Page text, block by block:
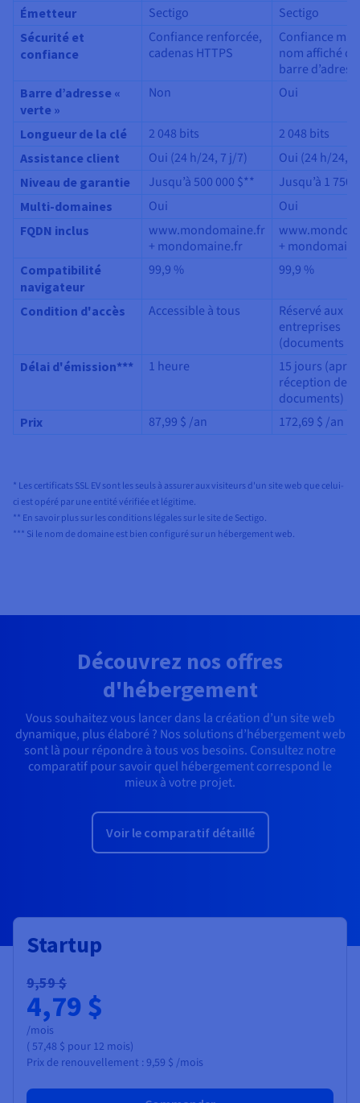
Émetteur Sectigo Sectigo
Sécurité et
confiance
Confiance renforcée,
cadenas HTTPS
Confiance
nom affiché
barre
Barre d’adresse «
verte »
Non Oui
Longueur de la clé 2 048 bits 2 048 bits
Assistance client Oui (24 h/24, 7 j/7) Oui (24 h/24,
Niveau de garantie Jusqu’à 500 000 $** Jusqu’à 1 750
Multi-domaines Oui Oui
FQDN inclus
www.mondomaine.fr
+ mondomaine.fr
+
Compatibilité
navigateur
99,9 % 99,9 %
Condition d'accès Accessible à tous
Réservé aux
entreprises
(documents
Délai d'émission*** 1 heure
15 jours (après
réception de
documents)
Prix 87,99 $ /an 172,69 $ /an
* Les certificats SSL EV sont les seuls à assurer aux visiteurs d'un site web que celui-
ci est opéré par une entité vérifiée et légitime.
** En savoir plus sur les conditions légales sur le site de Sectigo.
*** Si le nom de domaine est bien configuré sur un hébergement web.
Découvrez nos offres
d'hébergement
Vous souhaitez vous lancer dans la création d’un site web
dynamique, plus élaboré ? Nos solutions d’hébergement web
sont là pour répondre à tous vos besoins. Consultez notre
comparatif pour savoir quel hébergement correspond le
mieux à votre projet.
Voir le comparatif détaillé
Startup
9,59 $
4,79 $
/mois
( 57,48 $ pour 12 mois)
Prix de renouvellement : 9,59 $ /mois